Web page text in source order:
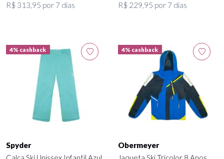
R$ 313,95 por 7 dias
R$ 229,95 por 7 dias
4% cashback
Spyder
4% cashback
Obermeyer